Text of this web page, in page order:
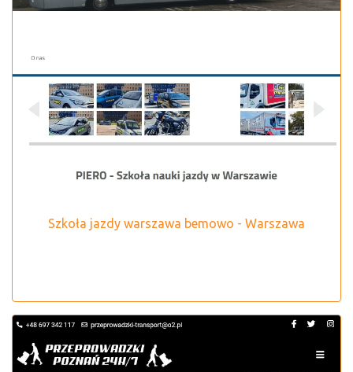
Szkoła jazdy warszawa bemowo - Warszawa